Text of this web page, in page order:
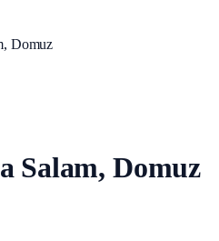
Domuz
Salam, Domuz